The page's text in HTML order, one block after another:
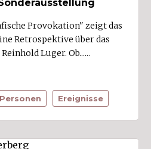
Provokation" zeigt das
Retrospektive über das
Luger. Ob......
Personen Ereignisse